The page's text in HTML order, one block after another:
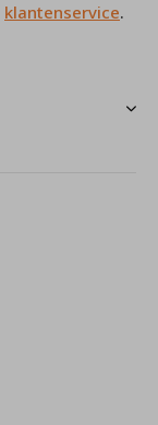
klantenservice.